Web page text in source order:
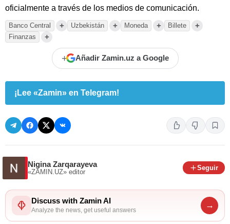
oficialmente a través de los medios de comunicación.
Banco Central + Uzbekistán + Moneda + Billete +
Finanzas +
+ Añadir Zamin.uz a Google
¡Lee «Zamin» en Telegram!
Nigina Zarqarayeva
«ZAMIN.UZ» editor
Seguir
Discuss with Zamin AI
Analyze the news, get useful answers
→